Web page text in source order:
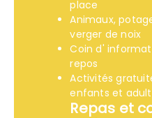
place
Animaux,
verger de noix
Coin d'
repos
Activités
enfants et
Repas et